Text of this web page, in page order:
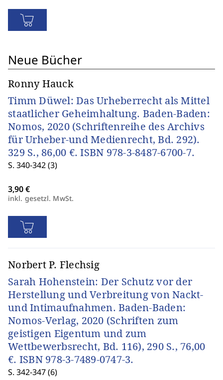
Neue Bücher
Ronny Hauck
Timm Düwel: Das Urheberrecht als Mittel
staatlicher Geheimhaltung. Baden-Baden:
Nomos, 2020 (Schriftenreihe des Archivs
für Urheber-und Medienrecht, Bd. 292).
329 S., 86,00 €. ISBN 978-3-8487-6700-7.
S. 340-342 (3)
inkl. gesetzl. MwSt.
Norbert P. Flechsig
Sarah Hohenstein: Der Schutz vor der
Herstellung und Verbreitung von Nackt-
und Intimaufnahmen. Baden-Baden:
Nomos-Verlag, 2020 (Schriften zum
geistigen Eigentum und zum
Wettbewerbsrecht, Bd. 116), 290 S., 76,00
€. ISBN 978-3-7489-0747-3.
S. 342-347 (6)